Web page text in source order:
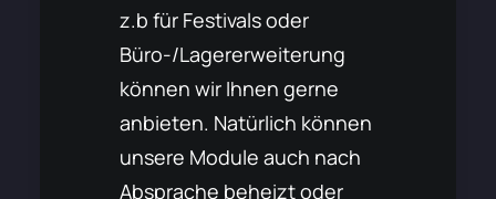
z.b für Festivals oder
Büro-/Lagererweiterung
können wir Ihnen gerne
anbieten. Natürlich können
unsere Module auch nach
Absprache beheizt oder